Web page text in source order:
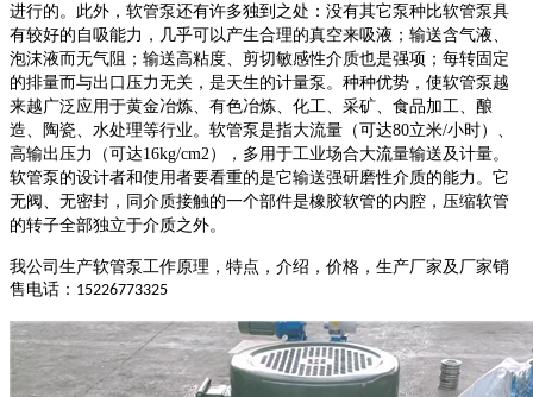
进行的。此外，软管泵还有许多独到之处：没有其它泵种比软管泵具
有较好的自吸能力，几乎可以产生合理的真空来吸液；输送含气液、
泡沫液而无气阻；输送高粘度、剪切敏感性介质也是强项；每转固定
的排量而与出口压力无关，是天生的计量泵。种种优势，使软管泵越
来越广泛应用于黄金冶炼、有色冶炼、化工、采矿、食品加工、酿
造、陶瓷、水处理等行业。软管泵是指大流量（可达80立米/小时）、
高输出压力（可达16kg/cm2），多用于工业场合大流量输送及计量。
软管泵的设计者和使用者要看重的是它输送强研磨性介质的能力。它
无阀、无密封，同介质接触的一个部件是橡胶软管的内腔，压缩软管
的转子全部独立于介质之外。
我公司生产软管泵工作原理，特点，介绍，价格，生产厂家及厂家销
售电话： 15226773325